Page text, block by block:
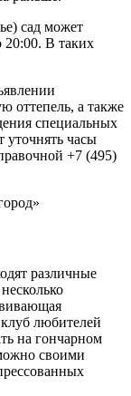
сад может
20:00. В таких
оттепель, а также
специальных
уточнять часы
+7 (495)
различные
любителей
на гончарном
своими